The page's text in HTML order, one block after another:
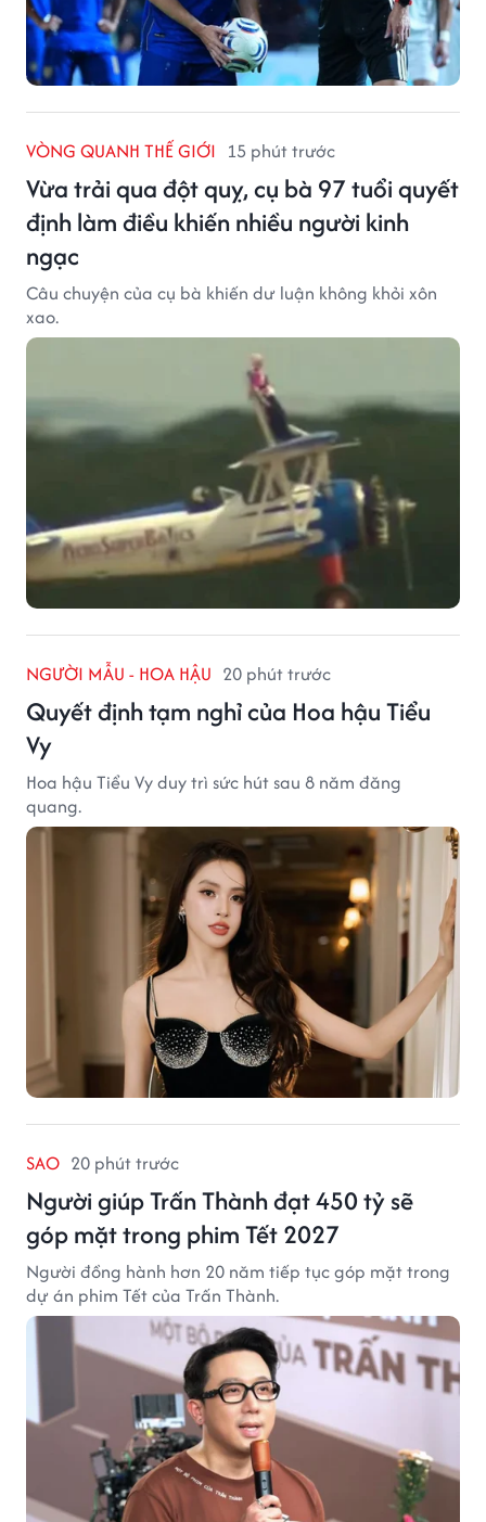
VÒNG QUANH THẾ GIỚI 15 phút trước
Vừa trải qua đột quỵ, cụ bà 97 tuổi quyết
định làm điều khiến nhiều người kinh
ngạc
Câu chuyện của cụ bà khiến dư luận không khỏi xôn
xao.
NGƯỜI MẪU - HOA HẬU 20 phút trước
Quyết định tạm nghỉ của Hoa hậu Tiểu
Vy
Hoa hậu Tiểu Vy duy trì sức hút sau 8 năm đăng
quang.
SAO 20 phút trước
Người giúp Trấn Thành đạt 450 tỷ sẽ
góp mặt trong phim Tết 2027
Người đồng hành hơn 20 năm tiếp tục góp mặt trong
dự án phim Tết của Trấn Thành.